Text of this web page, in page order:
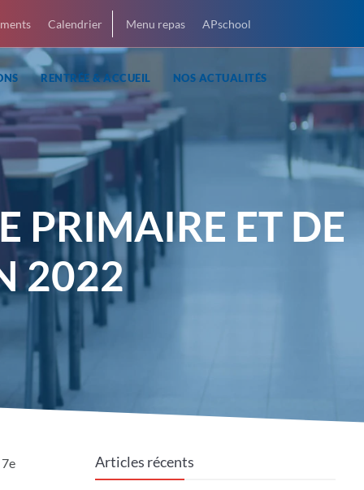
Calendrier Menu repas APschool
RENTRÉE & ACCUEIL NOS ACTUALITÉS
PRIMAIRE ET DE
2022
Articles récents